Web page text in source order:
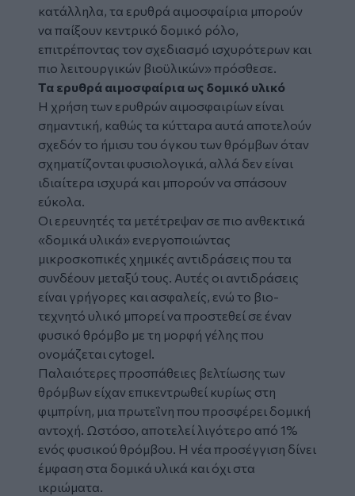
κατάλληλα, τα ερυθρά αιμοσφαίρια μπορούν
να παίξουν κεντρικό δομικό ρόλο,
επιτρέποντας τον σχεδιασμό ισχυρότερων και
πιο λειτουργικών βιοϋλικών» πρόσθεσε.
Τα ερυθρά αιμοσφαίρια ως δομικό υλικό
Η χρήση των ερυθρών αιμοσφαιρίων είναι
σημαντική, καθώς τα κύτταρα αυτά αποτελούν
σχεδόν το ήμισυ του όγκου των θρόμβων όταν
σχηματίζονται φυσιολογικά, αλλά δεν είναι
ιδιαίτερα ισχυρά και μπορούν να σπάσουν
εύκολα.
Οι ερευνητές τα μετέτρεψαν σε πιο ανθεκτικά
«δομικά υλικά» ενεργοποιώντας
μικροσκοπικές χημικές αντιδράσεις που τα
συνδέουν μεταξύ τους. Αυτές οι αντιδράσεις
είναι γρήγορες και ασφαλείς, ενώ το βιο-
τεχνητό υλικό μπορεί να προστεθεί σε έναν
φυσικό θρόμβο με τη μορφή γέλης που
ονομάζεται cytogel.
Παλαιότερες προσπάθειες βελτίωσης των
θρόμβων είχαν επικεντρωθεί κυρίως στη
φιμπρίνη, μια πρωτεΐνη που προσφέρει δομική
αντοχή. Ωστόσο, αποτελεί λιγότερο από 1%
ενός φυσικού θρόμβου. Η νέα προσέγγιση δίνει
έμφαση στα δομικά υλικά και όχι στα
ικριώματα.